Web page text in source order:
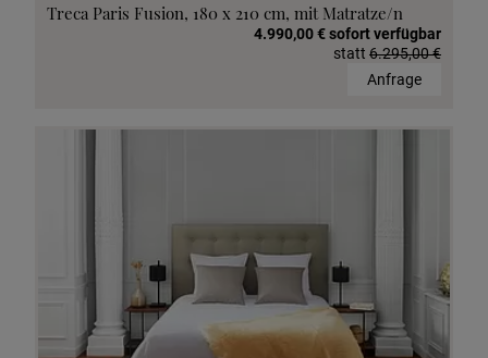
Treca Paris Fusion, 180 x 210 cm, mit Matratze/n
4.990,00 € sofort verfügbar
statt 6.295,00 €
Anfrage